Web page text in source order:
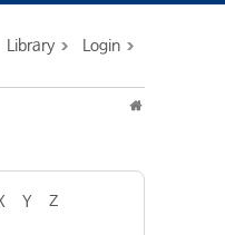
Library Login
Y
Z